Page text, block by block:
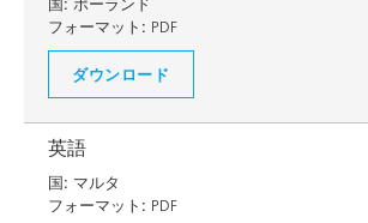
フォーマット: PDF
ダウンロード
英語
国: マルタ
フォーマット: PDF